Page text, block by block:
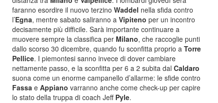
faranno esordire il nuovo terzino Waddel nella sfida contro
l’Egna, mentre sabato saliranno a Vipiteno per un incontro
decisamente più difficile. Sarà importante continuare a
muovere sempre la classifica per Milano, che raccoglie punti
dallo scorso 30 dicembre, quando fu sconfitta proprio a Torre
Pellice. I piemontesi sanno invece di dover cambiare
nettamente passo, e la sconfitta per 6 a 2 subita dal Caldaro
suona come un enorme campanello d’allarme: le sfide contro
Fassa e Appiano varranno anche come check-up per capire
lo stato della truppa di coach Jeff Pyle.